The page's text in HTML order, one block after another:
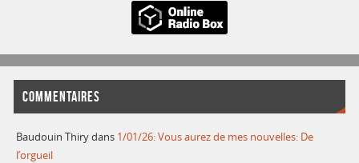
COMMENTAIRES
Baudouin Thirydans 1/01/26: Vous aurez de mes nouvelles: De
l’orgueil